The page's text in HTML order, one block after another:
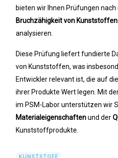
bieten wir Ihnen Prüfungen nach
Bruchzähigkeit von Kunststoffen
analysieren.
Diese Prüfung liefert fundierte
von Kunststoffen, was
Entwickler relevant ist, die auf die
ihrer Produkte Wert legen. Mit
im PSM-Labor unterstützen wir
Materialeigenschaftenund der
Kunststoffprodukte.